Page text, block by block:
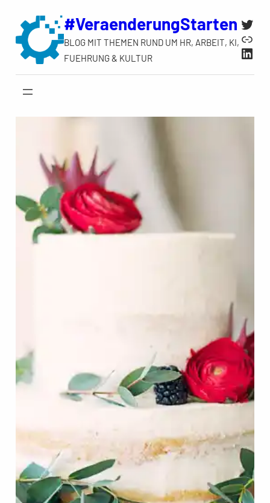
Inhalt
springen
#VeraenderungStarten
BLOG MIT THEMEN RUND UM HR, ARBEIT, KI,
FUEHRUNG & KULTUR
Link